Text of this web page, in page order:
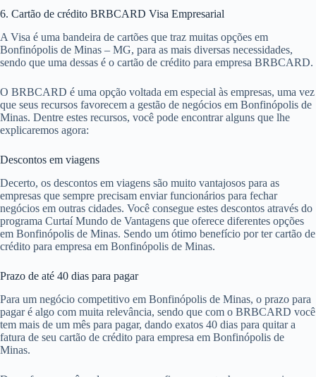
6. Cartão de crédito BRBCARD Visa Empresarial
A Visa é uma bandeira de cartões que traz muitas opções em
Bonfinópolis de Minas – MG, para as mais diversas necessidades,
sendo que uma dessas é o cartão de crédito para empresa BRBCARD.
O BRBCARD é uma opção voltada em especial às empresas, uma vez
que seus recursos favorecem a gestão de negócios em Bonfinópolis de
Minas. Dentre estes recursos, você pode encontrar alguns que lhe
explicaremos agora:
Descontos em viagens
Decerto, os descontos em viagens são muito vantajosos para as
empresas que sempre precisam enviar funcionários para fechar
negócios em outras cidades. Você consegue estes descontos através do
programa Curtaí Mundo de Vantagens que oferece diferentes opções
em Bonfinópolis de Minas. Sendo um ótimo benefício por ter cartão de
crédito para empresa em Bonfinópolis de Minas.
Prazo de até 40 dias para pagar
Para um negócio competitivo em Bonfinópolis de Minas, o prazo para
pagar é algo com muita relevância, sendo que com o BRBCARD você
tem mais de um mês para pagar, dando exatos 40 dias para quitar a
fatura de seu cartão de crédito para empresa em Bonfinópolis de
Minas.